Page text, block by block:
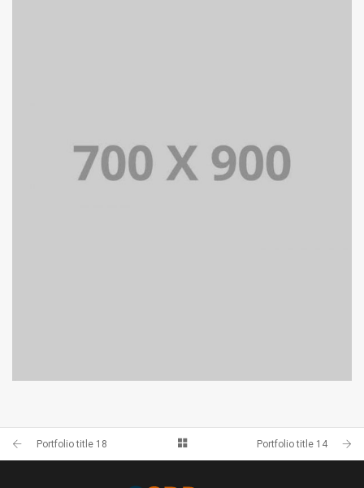
PORTFOLIO TITLE 20
PORTFOLIO MULTIPLE CAROUSEL
Portfolio title 18 Portfolio title 14